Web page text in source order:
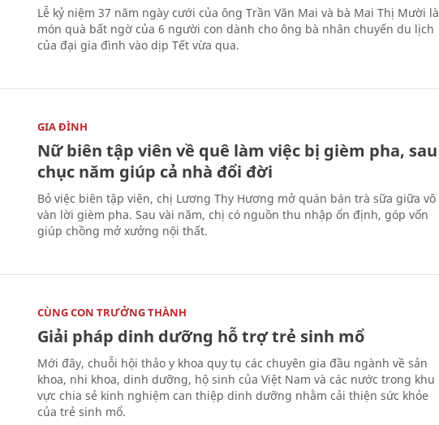
Lễ kỷ niệm 37 năm ngày cưới của ông Trần Văn Mai và bà Mai Thị Mười là
món quà bất ngờ của 6 người con dành cho ông bà nhân chuyến du lịch
của đại gia đình vào dịp Tết vừa qua.
GIA ĐÌNH
Nữ biên tập viên về quê làm việc bị gièm pha, sau
chục năm giúp cả nhà đổi đời
Bỏ việc biên tập viên, chị Lương Thy Hương mở quán bán trà sữa giữa vô
vàn lời gièm pha. Sau vài năm, chị có nguồn thu nhập ổn định, góp vốn
giúp chồng mở xưởng nội thất.
CÙNG CON TRƯỞNG THÀNH
Giải pháp dinh dưỡng hỗ trợ trẻ sinh mổ
Mới đây, chuỗi hội thảo y khoa quy tụ các chuyên gia đầu ngành về sản
khoa, nhi khoa, dinh dưỡng, hộ sinh của Việt Nam và các nước trong khu
vực chia sẻ kinh nghiệm can thiệp dinh dưỡng nhằm cải thiện sức khỏe
của trẻ sinh mổ.